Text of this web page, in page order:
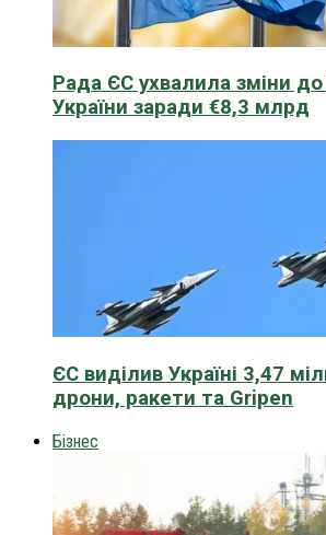
Рада ЄС ухвалила зміни
України заради €8,3 млрд
ЄС виділив Україні 3,47
дрони, ракети та Gripen
Бізнес